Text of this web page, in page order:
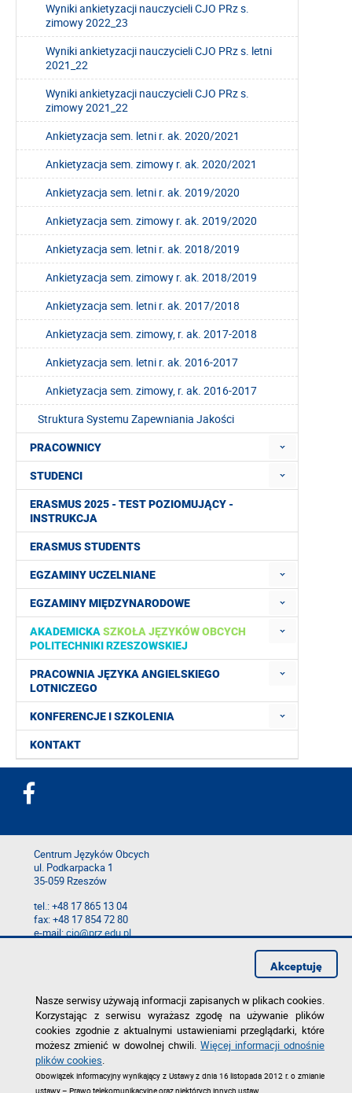
Wyniki ankietyzacji nauczycieli CJO PRz s.
zimowy 2022_23
Wyniki ankietyzacji nauczycieli CJO PRz s. letni
2021_22
Wyniki ankietyzacji nauczycieli CJO PRz s.
zimowy 2021_22
Ankietyzacja sem. letni r. ak. 2020/2021
Ankietyzacja sem. zimowy r. ak. 2020/2021
Ankietyzacja sem. letni r. ak. 2019/2020
Ankietyzacja sem. zimowy r. ak. 2019/2020
Ankietyzacja sem. letni r. ak. 2018/2019
Ankietyzacja sem. zimowy r. ak. 2018/2019
Ankietyzacja sem. letni r. ak. 2017/2018
Ankietyzacja sem. zimowy, r. ak. 2017-2018
Ankietyzacja sem. letni r. ak. 2016-2017
Ankietyzacja sem. zimowy, r. ak. 2016-2017
Struktura Systemu Zapewniania Jakości
PRACOWNICY
STUDENCI
ERASMUS 2025 - TEST POZIOMUJĄCY -
INSTRUKCJA
ERASMUS STUDENTS
EGZAMINY UCZELNIANE
EGZAMINY MIĘDZYNARODOWE
AKADEMICKA SZKOŁA JĘZYKÓW OBCYCH
POLITECHNIKI RZESZOWSKIEJ
PRACOWNIA JĘZYKA ANGIELSKIEGO
LOTNICZEGO
KONFERENCJE I SZKOLENIA
KONTAKT
Centrum Języków Obcych
ul. Podkarpacka 1
35-059 Rzeszów
tel.: +48 17 865 13 04
fax: +48 17 854 72 80
e-mail:cjo@prz.edu.pl
Zgłoś błąd na stronie
Nasze serwisy używają informacji zapisanych w plikach cookies.
Korzystając z serwisu wyrażasz zgodę na używanie plików
cookies zgodnie z aktualnymi ustawieniami przeglądarki, które
możesz zmienić w dowolnej chwili. Więcej informacji odnośnie
plików cookies.
Obowiązek informacyjny wynikający z Ustawy z dnia 16 listopada 2012 r. o zmianie
ustawy – Prawo telekomunikacyjne oraz niektórych innych ustaw.
Akceptuję